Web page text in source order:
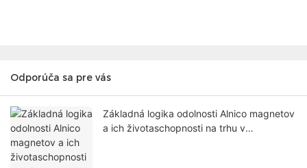
Odporúča sa pre vás
Základná logika odolnosti Alnico magnetov
a ich životaschopnosti na trhu v